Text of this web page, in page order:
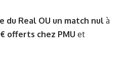
du Real OU un match nul à
offerts chez PMU et